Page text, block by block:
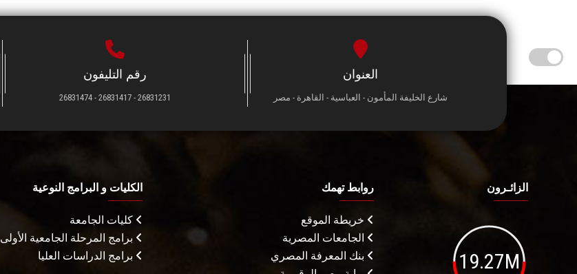
العنوان
شارع الخليفة المأمون - العباسية - القاهرة - مصر
رقم التليفون
26831231 - 26831417 - 26831474
الزائـرون
19.27M
روابط تهمك
خريطة الموقع
الجامعات المصرية
بنك المعرفة المصري
الكليات و البرامج النوعية
كليات الجامعة
برامج المرحلة الجامعية الأولى
برامج الدراسات العليا